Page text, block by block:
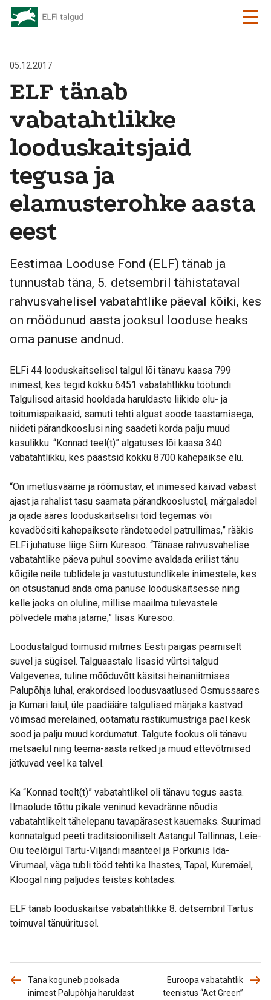
05.12.2017
ELF tänab
vabatahtlikke
looduskaitsjaid
tegusa ja
elamusterohke aasta
eest
Eestimaa Looduse Fond (ELF) tänab ja
tunnustab täna, 5. detsembril tähistataval
rahvusvahelisel vabatahtlike päeval kõiki, kes
on möödunud aasta jooksul looduse heaks
oma panuse andnud.
ELFi 44 looduskaitselisel talgul lõi tänavu kaasa 799
inimest, kes tegid kokku 6451 vabatahtlikku töötundi.
Talgulised aitasid hooldada haruldaste liikide elu- ja
toitumispaikasid, samuti tehti algust soode taastamisega,
niideti pärandkooslusi ning saadeti korda palju muud
kasulikku. “Konnad teel(t)” algatuses lõi kaasa 340
vabatahtlikku, kes päästsid kokku 8700 kahepaikse elu.
“On imetlusväärne ja rõõmustav, et inimesed käivad vabast
ajast ja rahalist tasu saamata pärandkooslustel, märgaladel
ja ojade ääres looduskaitselisi töid tegemas või
kevadöösiti kahepaiksete rändeteedel patrullimas,” rääkis
ELFi juhatuse liige Siim Kuresoo. “Tänase rahvusvahelise
vabatahtlike päeva puhul soovime avaldada erilist tänu
kõigile neile tublidele ja vastutustundlikele inimestele, kes
on otsustanud anda oma panuse looduskaitsesse ning
kelle jaoks on oluline, millise maailma tulevastele
põlvedele maha jätame,” lisas Kuresoo.
Loodustalgud toimusid mitmes Eesti paigas peamiselt
suvel ja sügisel. Talguaastale lisasid vürtsi talgud
Valgevenes, tuline mõõduvõtt käsitsi heinaniitmises
Palupõhja luhal, erakordsed loodusvaatlused Osmussaares
ja Kumari laiul, üle paadiääre talgulised märjaks kastvad
võimsad merelained, ootamatu rästikumustriga pael kesk
sood ja palju muud kordumatut. Talgute fookus oli tänavu
metsaelul ning teema-aasta retked ja muud ettevõtmised
jätkuvad veel ka talvel.
Ka “Konnad teelt(t)” vabatahtlikel oli tänavu tegus aasta.
Ilmaolude tõttu pikale veninud kevadränne nõudis
vabatahtlikelt tähelepanu tavapärasest kauemaks. Suurimad
konnatalgud peeti traditsiooniliselt Astangul Tallinnas, Leie-
Oiu teelõigul Tartu-Viljandi maanteel ja Porkunis Ida-
Virumaal, väga tubli tööd tehti ka Ihastes, Tapal, Kuremäel,
Kloogal ning paljudes teistes kohtades.
ELF tänab looduskaitse vabatahtlikke 8. detsembril Tartus
toimuval tänuüritusel.
Täna koguneb poolsada
inimest Palupõhja haruldast
Euroopa vabatahtlik
teenistus “Act Green”